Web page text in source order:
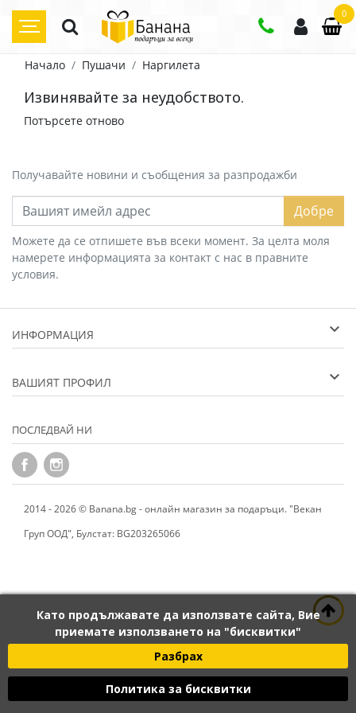
Като продължавате да използвате сайта, Вие
приемате използването на "бисквитки"
Разбрах
Политика за бисквитки
0
Начало Пушачи Наргилета
Извинявайте за неудобството.
Потърсете отново
Получавайте новини и съобщения за разпродажби
Добре
Можете да се отпишете във всеки момент. За целта моля
намерете информацията за контакт с нас в правните
условия.
ИНФОРМАЦИЯ
ВАШИЯТ ПРОФИЛ
ПОСЛЕДВАЙ НИ
2014 - 2026 © Banana.bg - онлайн магазин за подаръци. "Векан
Груп ООД", Булстат: BG203265066